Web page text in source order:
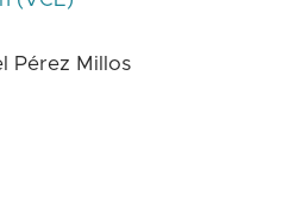
Pérez Millos